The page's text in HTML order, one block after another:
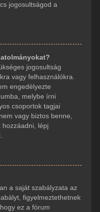
jogosultságod a
jogosultság
vagy felhasználókra.
engedélyezte
melybe írni
csoportok tagjai
vagy biztos benne,
lépj
a saját szabályzata az
figyelmeztethetnek
ez a fórum